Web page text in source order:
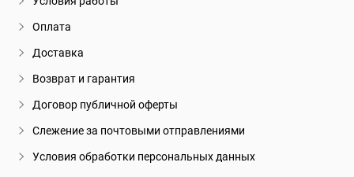
Оплата
Доставка
Возврат и гарантия
Договор публичной оферты
Слежение за почтовыми отправлениями
Условия обработки персональных данных